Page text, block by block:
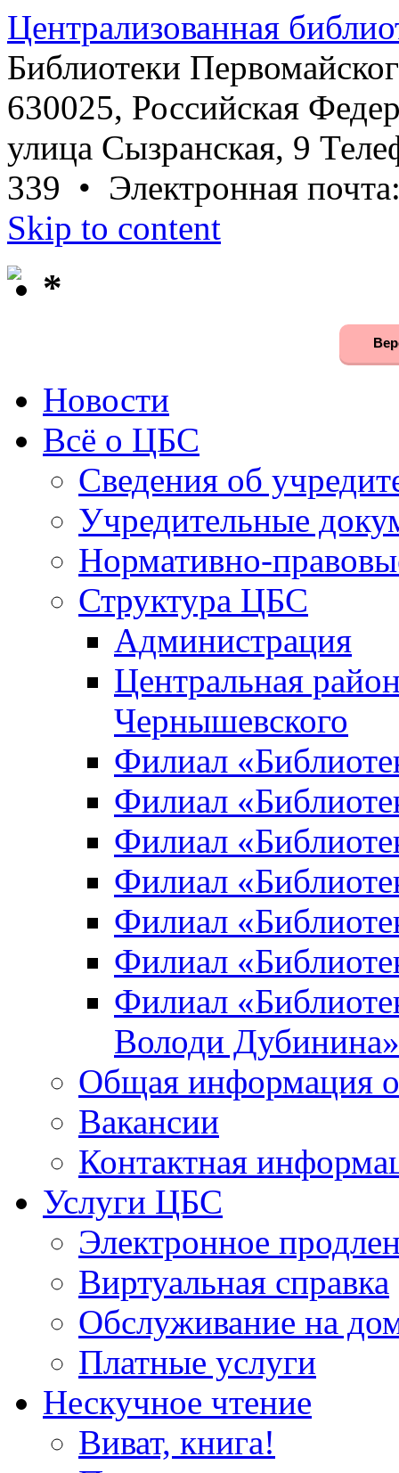
Централизованная
Библиотеки
630025, Российская
улица Сызранская, 9
339 • Электронная
Skip to content
*
Новости
Всё о ЦБС
Сведения об
Учредительные
Нормативно-
Структура ЦБС
Администрация
Центральная
Чернышевского
Филиал
Филиал
Филиал
Филиал
Филиал
Филиал
Филиал
Володи Дубинина»
Общая информация
Вакансии
Контактная
Услуги ЦБС
Электронное
Виртуальная справка
Обслуживание на
Платные услуги
Нескучное чтение
Виват, книга!